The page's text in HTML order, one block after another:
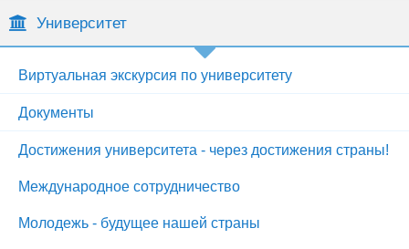
Университет
Виртуальная экскурсия по университету
Документы
Достижения университета - через достижения страны!
Международное сотрудничество
Молодежь - будущее нашей страны